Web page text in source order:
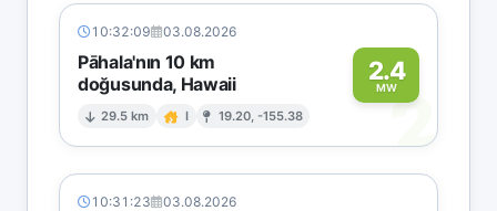
10:32:09 03.08.2026
Pāhala'nın 10 km
doğusunda, Hawaii
29.5 km I 19.20, -155.38
2.4
MW2
10:31:23 03.08.2026